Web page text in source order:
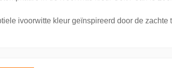
ivoorwitte kleur geïnspireerd door de zachte